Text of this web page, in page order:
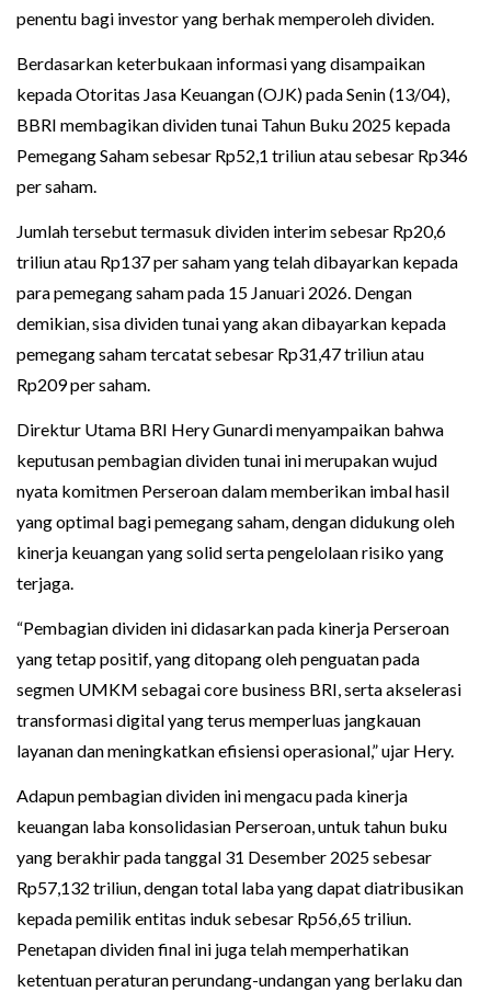
penentu bagi investor yang berhak memperoleh dividen.
Berdasarkan keterbukaan informasi yang disampaikan
kepada Otoritas Jasa Keuangan (OJK) pada Senin (13/04),
BBRI membagikan dividen tunai Tahun Buku 2025 kepada
Pemegang Saham sebesar Rp52,1 triliun atau sebesar Rp346
per saham.
Jumlah tersebut termasuk dividen interim sebesar Rp20,6
triliun atau Rp137 per saham yang telah dibayarkan kepada
para pemegang saham pada 15 Januari 2026. Dengan
demikian, sisa dividen tunai yang akan dibayarkan kepada
pemegang saham tercatat sebesar Rp31,47 triliun atau
Rp209 per saham.
Direktur Utama BRI Hery Gunardi menyampaikan bahwa
keputusan pembagian dividen tunai ini merupakan wujud
nyata komitmen Perseroan dalam memberikan imbal hasil
yang optimal bagi pemegang saham, dengan didukung oleh
kinerja keuangan yang solid serta pengelolaan risiko yang
terjaga.
“Pembagian dividen ini didasarkan pada kinerja Perseroan
yang tetap positif, yang ditopang oleh penguatan pada
segmen UMKM sebagai core business BRI, serta akselerasi
transformasi digital yang terus memperluas jangkauan
layanan dan meningkatkan efisiensi operasional,” ujar Hery.
Adapun pembagian dividen ini mengacu pada kinerja
keuangan laba konsolidasian Perseroan, untuk tahun buku
yang berakhir pada tanggal 31 Desember 2025 sebesar
Rp57,132 triliun, dengan total laba yang dapat diatribusikan
kepada pemilik entitas induk sebesar Rp56,65 triliun.
Penetapan dividen final ini juga telah memperhatikan
ketentuan peraturan perundang-undangan yang berlaku dan